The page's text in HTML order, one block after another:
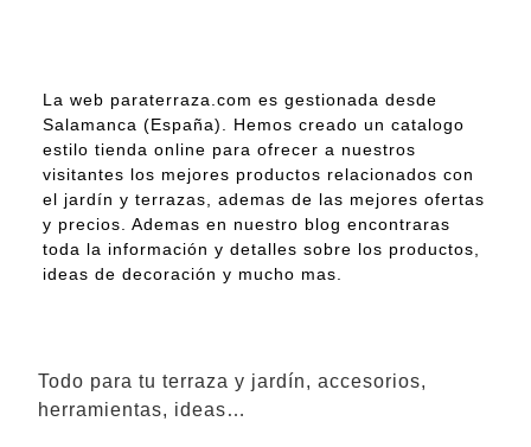
La web paraterraza.com es gestionada desde
Salamanca (España). Hemos creado un catalogo
estilo tienda online para ofrecer a nuestros
visitantes los mejores productos relacionados con
el jardín y terrazas, ademas de las mejores ofertas
y precios. Ademas en nuestro blog encontraras
toda la información y detalles sobre los productos,
ideas de decoración y mucho mas.
Todo para tu terraza y jardín, accesorios,
herramientas, ideas…